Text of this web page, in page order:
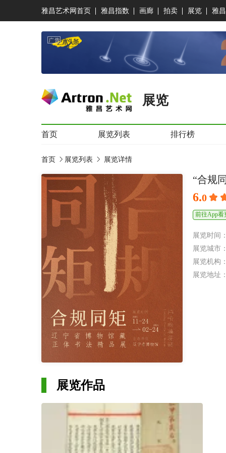
雅昌艺术网首页 雅昌指数 画廊 拍卖 展览 雅
展览
首页 展览列表 排行榜
首页 展览列表 展览详情
“合规
6.0
前往App看
展览时间
展览城市
展览机构
展览地址
展览作品